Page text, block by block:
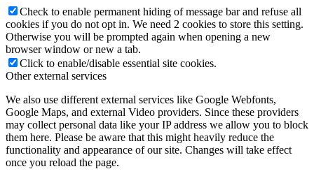
Check to enable permanent hiding of message bar and refuse all
cookies if you do not opt in. We need 2 cookies to store this setting.
Otherwise you will be prompted again when opening a new
browser window or new a tab.
Click to enable/disable essential site cookies.
Other external services
We also use different external services like Google Webfonts,
Google Maps, and external Video providers. Since these providers
may collect personal data like your IP address we allow you to block
them here. Please be aware that this might heavily reduce the
functionality and appearance of our site. Changes will take effect
once you reload the page.